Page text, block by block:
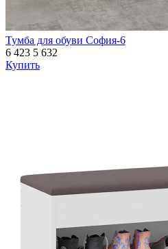
Тумба для обуви София-6
6 423 5 632
Купить